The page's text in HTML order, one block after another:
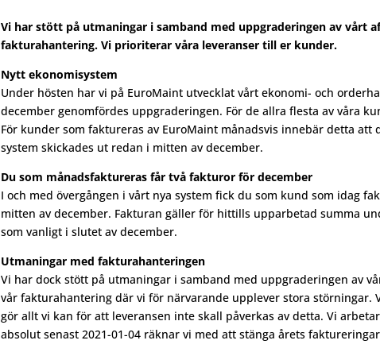
Vi har stött på utmaningar i samband med uppgraderingen av vårt
fakturahantering. Vi prioriterar våra leveranser till er kunder.
Nytt ekonomisystem
Under hösten har vi på EuroMaint utvecklat vårt ekonomi- och
december genomfördes uppgraderingen. För de allra flesta av våra
För kunder som faktureras av EuroMaint månadsvis innebär detta
system skickades ut redan i mitten av december.
Du som månadsfaktureras får två fakturor för december
I och med övergången i vårt nya system fick du som kund som idag
mitten av december. Fakturan gäller för hittills upparbetad summa
som vanligt i slutet av december.
Utmaningar med fakturahanteringen
Vi har dock stött på utmaningar i samband med uppgraderingen av
vår fakturahantering där vi för närvarande upplever stora
gör allt vi kan för att leveransen inte skall påverkas av detta. Vi
absolut senast 2021-01-04 räknar vi med att stänga årets